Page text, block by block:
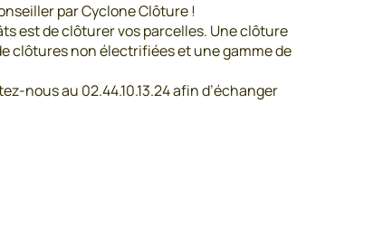
par Cyclone Clôture !
est de clôturer vos parcelles. Une clôture
clôtures non électrifiées et une gamme de
nous au 02.44.10.13.24 afin d’échanger